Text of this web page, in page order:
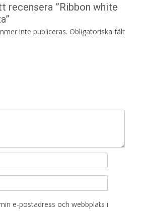
recensera ”Ribbon white
inte publiceras. Obligatoriska fält
e-postadress och webbplats i